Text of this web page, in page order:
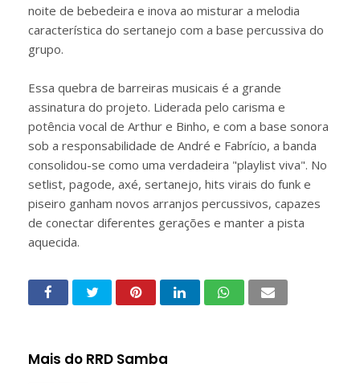
noite de bebedeira e inova ao misturar a melodia
característica do sertanejo com a base percussiva do
grupo.
Essa quebra de barreiras musicais é a grande
assinatura do projeto. Liderada pelo carisma e
potência vocal de Arthur e Binho, e com a base sonora
sob a responsabilidade de André e Fabrício, a banda
consolidou-se como uma verdadeira "playlist viva". No
setlist, pagode, axé, sertanejo, hits virais do funk e
piseiro ganham novos arranjos percussivos, capazes
de conectar diferentes gerações e manter a pista
aquecida.
Mais do RRD Samba